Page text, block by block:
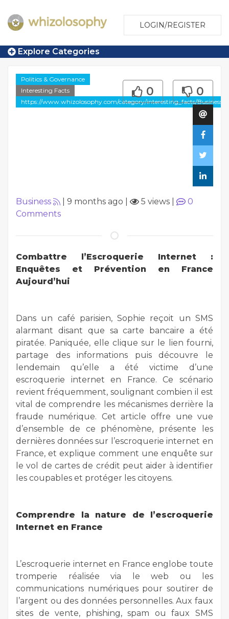
LOGIN/REGISTER
Explore Categories
Politics & Governance
Interesting Facts
https://www.whizolosophy.com/category/interesting_facts/Business/
0 0
Business 9 months ago 5 views
0
Comments
Combattre l’Escroquerie Internet :
Enquêtes et Prévention en France
Aujourd’hui
Dans un café parisien, Sophie reçoit un SMS
alarmant disant que sa carte bancaire a été
piratée. Paniquée, elle clique sur le lien fourni,
partage des informations puis découvre le
lendemain qu’elle a été victime d’une
escroquerie internet en France. Ce scénario
revient fréquemment, soulignant combien il est
vital de comprendre les mécanismes derrière la
fraude numérique. Cet article offre une vue
d’ensemble de ce phénomène, présente les
dernières données sur l’escroquerie internet en
France, et explique comment une enquête sur
le vol de cartes de crédit peut aider à identifier
les coupables et protéger les citoyens.
Comprendre la nature de l’escroquerie
Internet en France
L’escroquerie internet en France englobe toute
tromperie réalisée via le web ou les
communications numériques pour soutirer de
l’argent ou des données personnelles. Aux faux
sites de vente, phishing, spam ou faux SMS